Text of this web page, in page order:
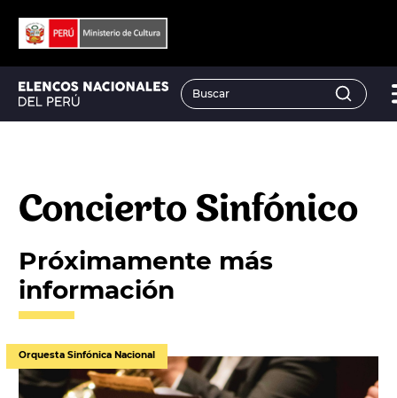
Concierto Sinfónico
Próximamente más
información
Orquesta Sinfónica Nacional